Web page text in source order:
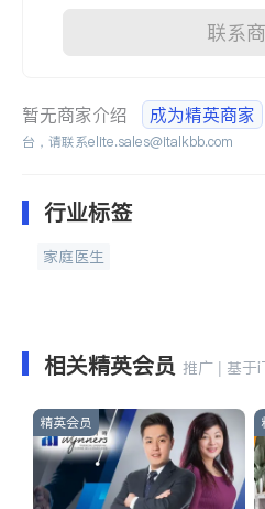
联系
暂无商家介绍 成为精英商家
台，请联系elite.sales@italkbb.com
行业标签
家庭医生
相关精英会员 推广 | 基于
精英会员